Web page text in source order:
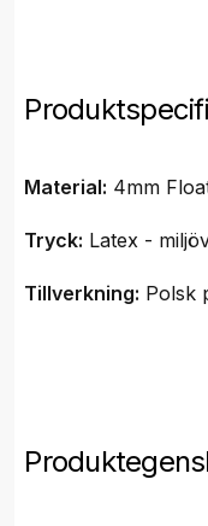
Material: 4mm
Tryck: Latex -
Tillverkning: Polsk